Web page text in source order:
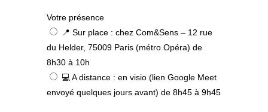
Votre présence
📍 Sur place : chez Com&Sens – 12 rue
du Helder, 75009 Paris (métro Opéra) de
8h30 à 10h
💻 A distance : en visio (lien Google Meet
envoyé quelques jours avant) de 8h45 à 9h45